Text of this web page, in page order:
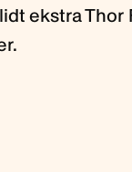
ekstra